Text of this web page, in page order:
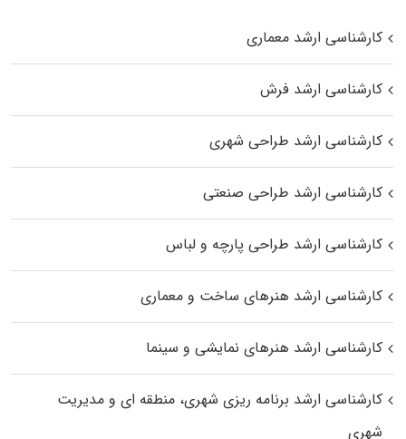
کارشناسی ارشد معماری
کارشناسی ارشد فرش
کارشناسی ارشد طراحی شهری
کارشناسی ارشد طراحی صنعتی
کارشناسی ارشد طراحی پارچه و لباس
کارشناسی ارشد هنرهای ساخت و معماری
کارشناسی ارشد هنرهای نمایشی و سینما
کارشناسی ارشد برنامه ریزی شهری، منطقه‌ ای و مدیریت
شهری